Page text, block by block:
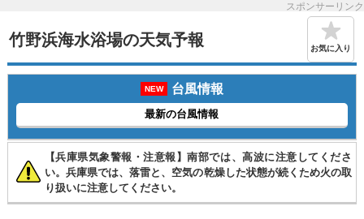
スポンサーリンク
竹野浜海水浴場の天気予報 お気に入り
NEW 台風情報
最新の台風情報
【兵庫県気象警報・注意報】南部では、高波に注意してくださ
い。兵庫県では、落雷と、空気の乾燥した状態が続くため火の取
り扱いに注意してください。